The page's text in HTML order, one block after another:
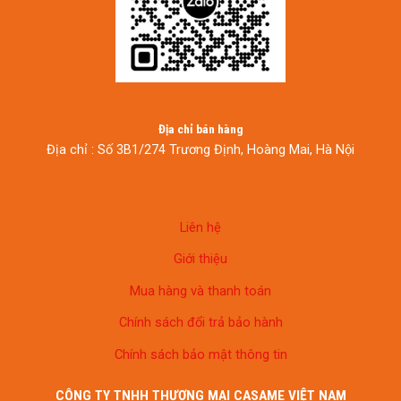
Địa chỉ bán hàng
Địa chỉ : Số 3B1/274 Trương Định, Hoàng Mai, Hà Nội
Liên hệ
Giới thiệu
Mua hàng và thanh toán
Chính sách đổi trả bảo hành
Chính sách bảo mật thông tin
CÔNG TY TNHH THƯƠNG MẠI CASAME VIỆT NAM